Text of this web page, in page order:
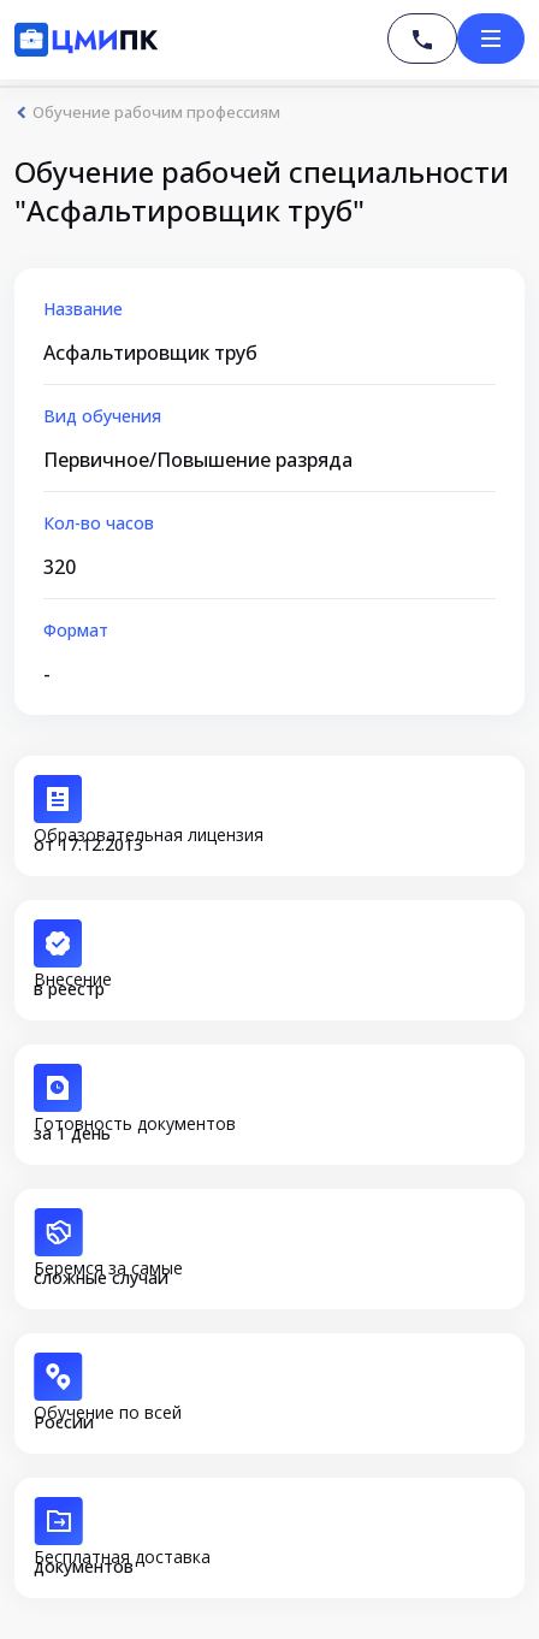
Обучение рабочим профессиям
Обучение рабочей специальности
"Асфальтировщик труб"
Название
Асфальтировщик труб
Вид обучения
Первичное/Повышение разряда
Кол-во часов
320
Формат
-
Образовательная лицензия
от 17.12.2013
Внесение
в реестр
Готовность документов
за 1 день
Беремся за самые
сложные случаи
Обучение по всей
России
Бесплатная доставка
документов